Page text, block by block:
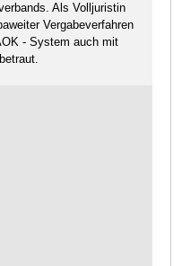
Als Volljuristin
Vergabeverfahren
- System auch mit